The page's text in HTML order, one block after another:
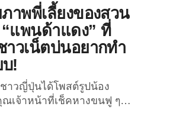
ที่ถูกอกถูกใจทุกคนกันอยู่ไม่
ก็จะพาเพื่อน ๆ มาส่องภาพ
ากันอีกครั้ง ใน 16 ภาพเจ้า
นชัตเตอร์โดยคุณช่างภาพ
อเจ้าของแอคเคา
มกว่า 8.8 หมื่นคน ซึ่งงาน
างไปเที่ยวสวนสัตว์หลาย ๆ
อในอิริยาบถน่ารัก...
าพพี่เลี้ยงของสวน
แพนด้าแดง” ที่
วเน็ตบ่นอยากทำ
!
าวญี่ปุ่นได้โพสต์รูปน้อง
ณเจ้าหน้าที่เช็คหางขนฟู ๆ